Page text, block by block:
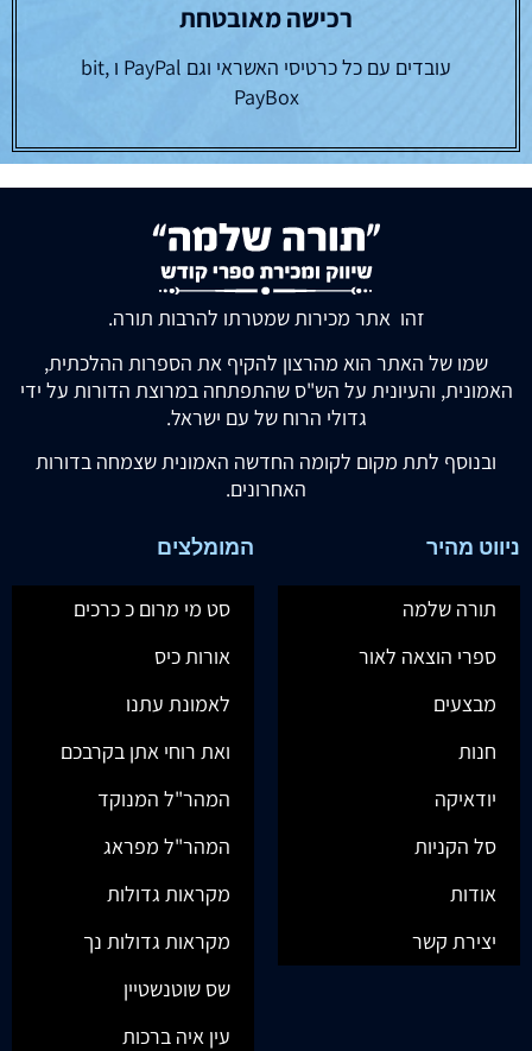
רכישה מאובטחת
עובדים עם כל כרטיסי האשראי וגם PayPal ו bit,
PayBox
זהו אתר מכירות שמטרתו להרבות תורה.
שמו של האתר הוא מהרצון להקיף את הספרות ההלכתית,
האמונית, והעיונית על הש"ס שהתפתחה במרוצת הדורות על ידי
גדולי הרוח של עם ישראל.
ובנוסף לתת מקום לקומה החדשה האמונית שצמחה בדורות
האחרונים.
ניווט מהיר
תורה שלמה
ספרי הוצאה לאור
מבצעים
חנות
יודאיקה
סל הקניות
אודות
יצירת קשר
המומלצים
סט מי מרום כ כרכים
אורות כיס
לאמונת עתנו
ואת רוחי אתן בקרבכם
המהר"ל המנוקד
המהר"ל מפראג
מקראות גדולות
מקראות גדולות נך
שס שוטנשטיין
עין איה ברכות